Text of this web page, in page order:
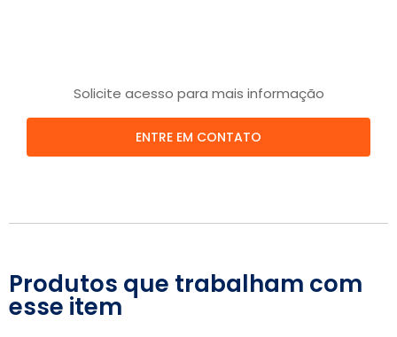
Solicite acesso para mais informação
ENTRE EM CONTATO
Produtos que trabalham com
esse item